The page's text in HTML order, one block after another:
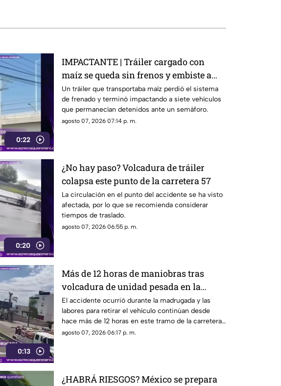
0:22
IMPACTANTE | Tráiler cargado con
maíz se queda sin frenos y embiste a
siete vehículos
Un tráiler que transportaba maíz perdió el sistema
de frenado y terminó impactando a siete vehículos
que permanecían detenidos ante un semáforo.
agosto 07, 2026 07:14 p. m.
0:20
¿No hay paso? Volcadura de tráiler
colapsa este punto de la carretera 57
La circulación en el punto del accidente se ha visto
afectada, por lo que se recomienda considerar
tiempos de traslado.
agosto 07, 2026 06:55 p. m.
0:13
Más de 12 horas de maniobras tras
volcadura de unidad pesada en la
carretera 57
El accidente ocurrió durante la madrugada y las
labores para retirar el vehículo continúan desde
hace más de 12 horas en este tramo de la carretera
57.
agosto 07, 2026 06:17 p. m.
¿HABRÁ RIESGOS? México se prepara